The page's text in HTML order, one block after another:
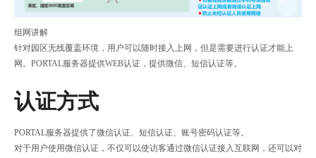
组网讲解
针对园区无线覆盖环境，用户可以随时接入上网，但是需要进行认证才能上
网。PORTAL服务器提供WEB认证，提供微信、短信认证等。
认证方式
PORTAL服务器提供了微信认证、短信认证、账号密码认证等。
对于用户使用微信认证，不仅可以使访客通过微信认证接入互联网，还可以对